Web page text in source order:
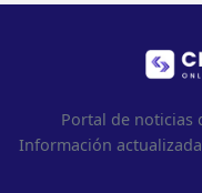
Portal de noticias
Información